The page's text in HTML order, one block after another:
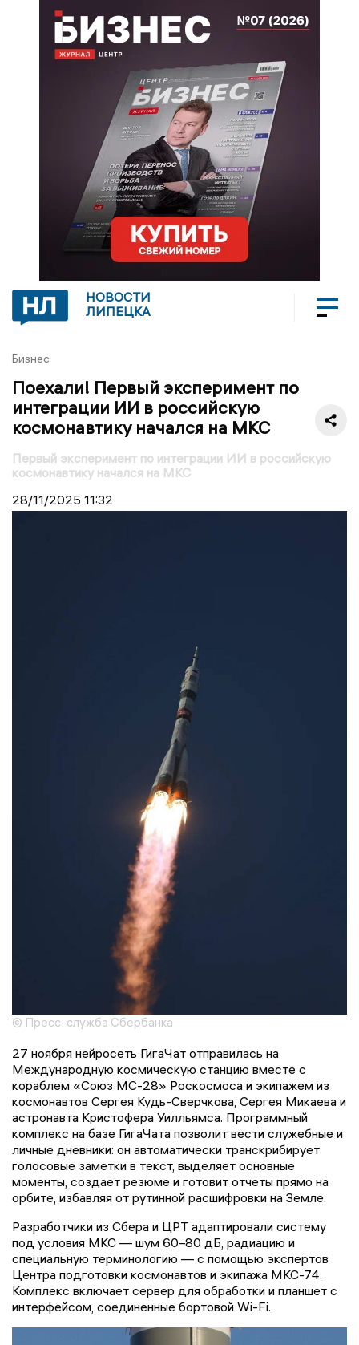
НОВОСТИ
ЛИПЕЦКА
Бизнес
Поехали! Первый эксперимент по
интеграции ИИ в российскую
космонавтику начался на МКС
Первый эксперимент по интеграции ИИ в российскую
космонавтику начался на МКС
28/11/2025 11:32
© Пресс-служба Сбербанка
27 ноября нейросеть ГигаЧат отправилась на
Международную космическую станцию вместе с
кораблем «Союз МС-28» Роскосмоса и экипажем из
космонавтов Сергея Кудь-Сверчкова, Сергея Микаева и
астронавта Кристофера Уилльямса. Программный
комплекс на базе ГигаЧата позволит вести служебные и
личные дневники: он автоматически транскрибирует
голосовые заметки в текст, выделяет основные
моменты, создает резюме и готовит отчеты прямо на
орбите, избавляя от рутинной расшифровки на Земле.
Разработчики из Сбера и ЦРТ адаптировали систему
под условия МКС — шум 60–80 дБ, радиацию и
специальную терминологию — с помощью экспертов
Центра подготовки космонавтов и экипажа МКС-74.
Комплекс включает сервер для обработки и планшет с
интерфейсом, соединенные бортовой Wi-Fi.